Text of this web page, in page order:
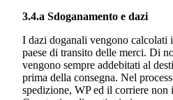
3.4.a Sdoganamento e dazi
I dazi doganali vengono calcolati
paese di transito delle merci. Di
vengono sempre addebitati al
prima della consegna. Nel
spedizione, WP ed il corriere non